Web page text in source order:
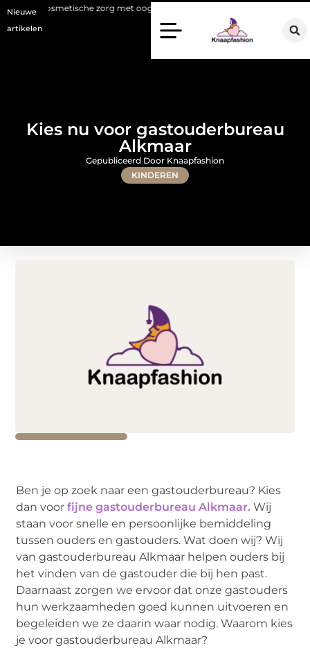
Nieuwe
artikelen
zorg met oog voor natuurlijke resultaten
Kies nu voor gastouderbureau
Alkmaar
KINDEREN
Gepubliceerd Door Knaapfashion
Ben je op zoek naar een gastouderbureau? Kies
dan voorfijne gastouderbureau Alkmaar. Wij
staan voor snelle en persoonlijke bemiddeling
tussen ouders en gastouders. Wat doen wij? Wij
van gastouderbureau Alkmaar helpen ouders bij
het vinden van de gastouder die bij hen past.
Daarnaast zorgen we ervoor dat onze gastouders
hun werkzaamheden goed kunnen uitvoeren en
begeleiden we ze daarin waar nodig. Waarom kies
je voor gastouderbureau Alkmaar?